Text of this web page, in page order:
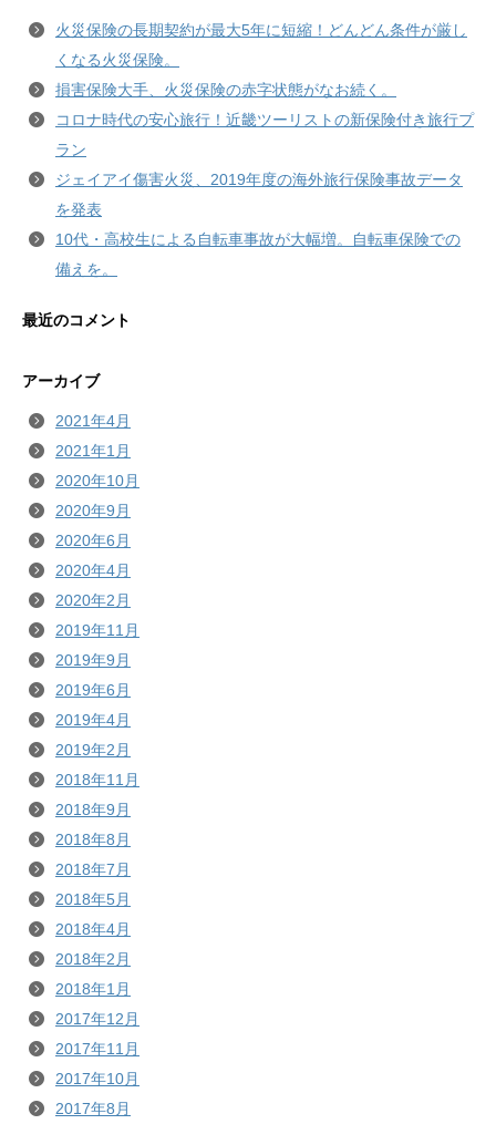
火災保険の長期契約が最大5年に短縮！どんどん条件が厳し
くなる火災保険。
損害保険大手、火災保険の赤字状態がなお続く。
コロナ時代の安心旅行！近畿ツーリストの新保険付き旅行プ
ラン
ジェイアイ傷害火災、2019年度の海外旅行保険事故データ
を発表
10代・高校生による自転車事故が大幅増。自転車保険での
備えを。
最近のコメント
アーカイブ
2021年4月
2021年1月
2020年10月
2020年9月
2020年6月
2020年4月
2020年2月
2019年11月
2019年9月
2019年6月
2019年4月
2019年2月
2018年11月
2018年9月
2018年8月
2018年7月
2018年5月
2018年4月
2018年2月
2018年1月
2017年12月
2017年11月
2017年10月
2017年8月